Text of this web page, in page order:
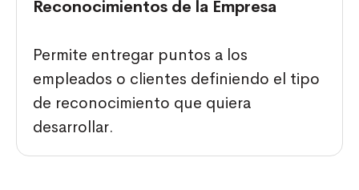
Reconocimientos de la Empresa
Permite entregar puntos a los
empleados o clientes definiendo el tipo
de reconocimiento que quiera
desarrollar.